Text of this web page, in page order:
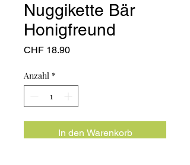
Nuggikette Bär
Honigfreund
CHF 18.90Preis
Anzahl *
In den Warenkorb